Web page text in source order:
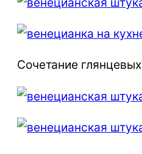
Сочетание